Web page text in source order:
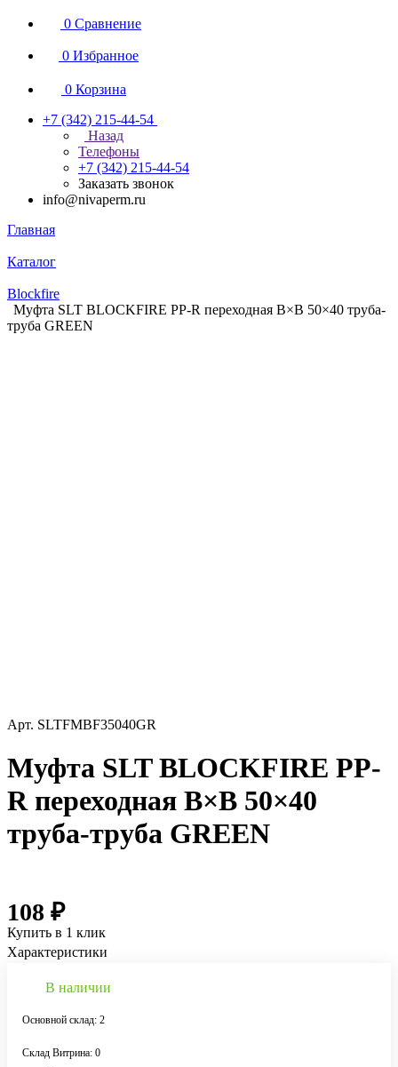
0 Сравнение
0 Избранное
0 Корзина
+7 (342) 215-44-54
Назад
Телефоны
+7 (342) 215-44-54
Заказать звонок
info@nivaperm.ru
Главная
Каталог
Blockfire
Муфта SLT BLOCKFIRE PP-R переходная В×В 50×40 труба-
труба GREEN
Арт. SLTFMBF35040GR
Муфта SLT BLOCKFIRE PP-
R переходная В×В 50×40
труба-труба GREEN
108 ₽
Купить в 1 клик
Характеристики
В наличии
Основной склад: 2
Склад Витрина: 0